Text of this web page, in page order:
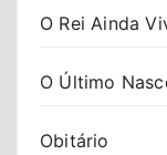
O Rei Ainda
O Último
Obitário